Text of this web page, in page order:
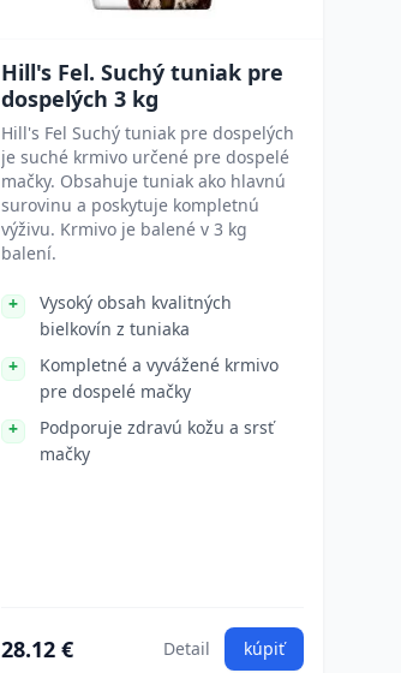
Hill's Fel. Suchý tuniak pre
dospelých 3 kg
Hill's Fel Suchý tuniak pre dospelých
je suché krmivo určené pre dospelé
mačky. Obsahuje tuniak ako hlavnú
surovinu a poskytuje kompletnú
výživu. Krmivo je balené v 3 kg
balení.
Vysoký obsah kvalitných
bielkovín z tuniaka
Kompletné a vyvážené krmivo
pre dospelé mačky
Podporuje zdravú kožu a srsť
mačky
28.12 € Detail kúpiť